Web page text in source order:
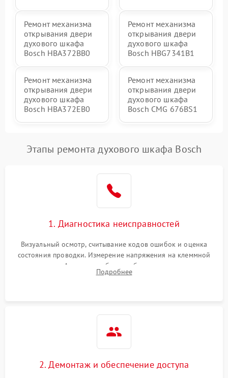
Ремонт механизма
открывания двери
духового шкафа
Bosch HBA372BB0
Ремонт механизма
открывания двери
духового шкафа
Bosch HBG7341B1
Ремонт механизма
открывания двери
духового шкафа
Bosch HBA372EB0
Ремонт механизма
открывания двери
духового шкафа
Bosch CMG 676BS1
Этапы ремонта духового шкафа Bosch
1. Диагностика неисправностей
Визуальный осмотр, считывание кодов ошибок и оценка
состояния проводки. Измерение напряжения на клеммной
колодке. Анализ жалоб на проблемы с нагревом,
конвекцией, панелью управления или блокировкой дверцы.
Подробнее
2. Демонтаж и обеспечение доступа